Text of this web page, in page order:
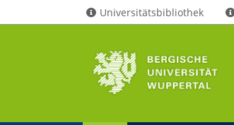
Universitätsbibliothek